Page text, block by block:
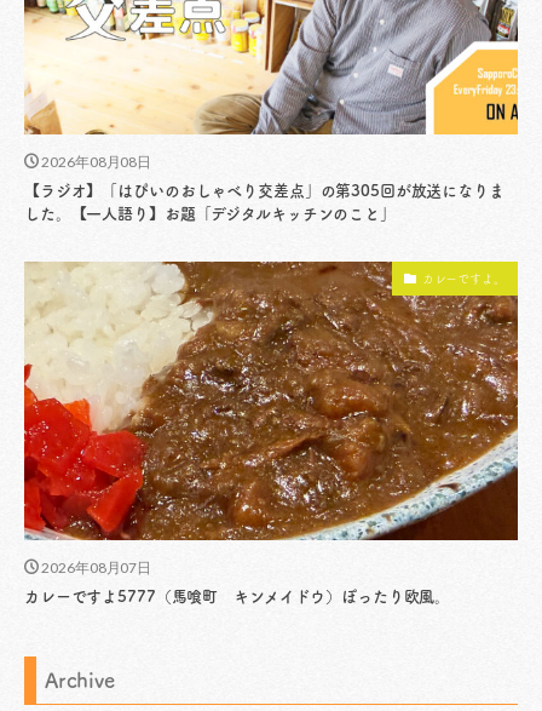
2026年08月08日
【ラジオ】「はぴいのおしゃべり交差点」の第305回が放送になりま
した。【一人語り】お題「デジタルキッチンのこと」
カレーですよ。
2026年08月07日
カレーですよ5777（馬喰町 キンメイドウ）ぽったり欧風。
Archive